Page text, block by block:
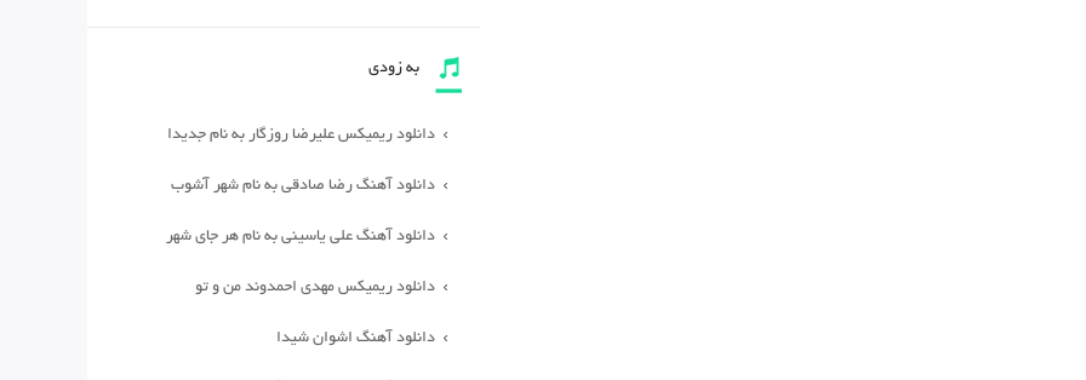
به زودی
دانلود ریمیکس علیرضا روزگار به نام جدیدا
دانلود آهنگ رضا صادقی به نام شهر آشوب
دانلود آهنگ علی یاسینی به نام هر جای شهر
دانلود ریمیکس مهدی احمدوند من و تو
دانلود آهنگ اشوان شیدا